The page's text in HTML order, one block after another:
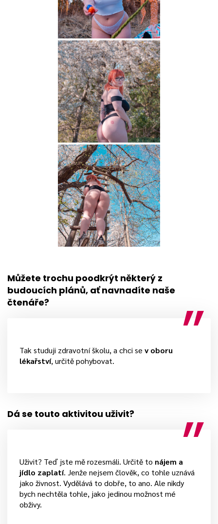
Můžete trochu poodkrýt některý z
budoucích plánů, ať navnadíte naše
čtenáře?
Tak studuji zdravotní školu, a chci se v oboru
lékařství, určitě pohybovat.
Dá se touto aktivitou uživit?
Uživit? Teď jste mě rozesmáli. Určitě to nájem a
jídlo zaplatí. Jenže nejsem člověk, co tohle uznává
jako živnost. Vydělává to dobře, to ano. Ale nikdy
bych nechtěla tohle, jako jedinou možnost mé
obživy.